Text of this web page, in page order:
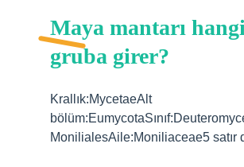
Maya mantarı hangi
gruba girer?
Krallık:MycetaeAlt
MonilialesAile:Moniliaceae5 satır